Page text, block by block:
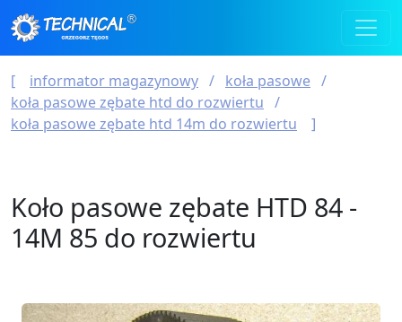
informator magazynowy
koła pasowe
koła pasowe zębate htd do rozwiertu
koła pasowe zębate htd 14m do rozwiertu
Koło pasowe zębate HTD 84 -
14M 85 do rozwiertu